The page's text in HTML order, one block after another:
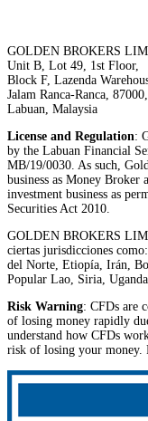
GOLDEN BROKERS
Unit B, Lot 49, 1st Floor,
Block F, Lazenda
Jalam Ranca-Ranca, 87000,
Labuan, Malaysia
License and Regulation:
by the Labuan Financial
MB/19/0030. As such,
business as Money
investment business as
Securities Act 2010.
GOLDEN BROKERS
ciertas jurisdicciones
del Norte, Etiopía, Irán,
Popular Lao, Siria,
Risk Warning: CFDs are
of losing money rapidly
understand how CFDs
risk of losing your money.